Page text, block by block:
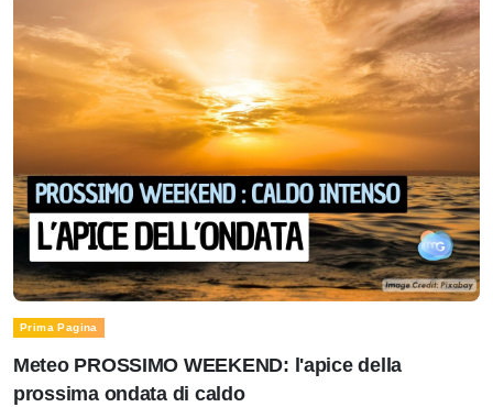
Prima Pagina
Meteo PROSSIMO WEEKEND: l'apice della
prossima ondata di caldo